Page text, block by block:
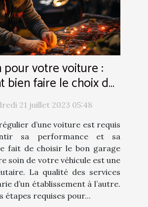
pour votre voiture :
bien faire le choix de
ou mécanicien ?
21 juillet 2023 05:48
d’une voiture est requis
sa performance et sa
fait de choisir le bon garage
soin de votre véhicule est une
La qualité des services
d’un établissement à l’autre.
étapes requises pour...